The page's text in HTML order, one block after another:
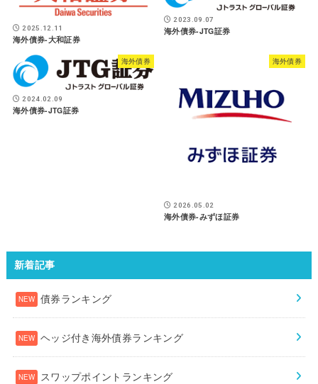
2025.12.11
海外債券-大和証券
2023.09.07
海外債券-JTG証券
海外債券
2024.02.09
海外債券-JTG証券
海外債券
2026.05.02
海外債券-みずほ証券
新着記事
債券ランキング
ヘッジ付き海外債券ランキング
スワップポイントランキング